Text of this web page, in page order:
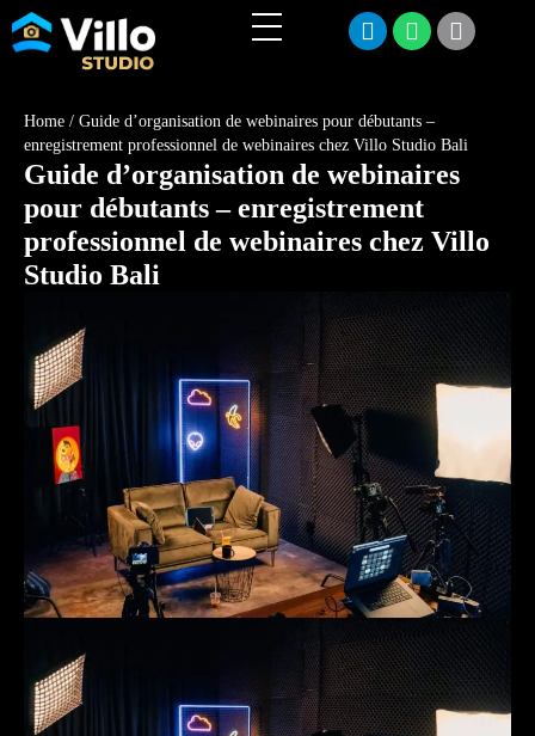
Home / Guide d’organisation de webinaires pour débutants –
enregistrement professionnel de webinaires chez Villo Studio Bali
Guide d’organisation de webinaires
pour débutants – enregistrement
professionnel de webinaires chez Villo
Studio Bali